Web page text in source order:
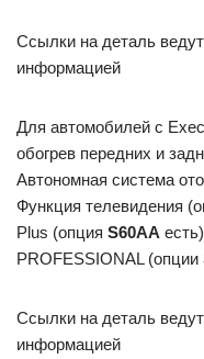
Ссылки на деталь
информацией
Для автомобилей с
обогрев передних и
Автономная система
Функция телевидения
Plus (опция S60AA
PROFESSIONAL (опции
Ссылки на деталь
информацией